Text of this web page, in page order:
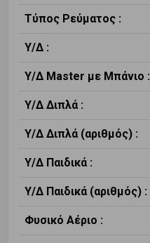
Τύπος Ρεύματος :
Υ/Δ :
Υ/Δ Master με Μπάνιο :
Υ/Δ Διπλά :
Υ/Δ Διπλά (αριθμός) :
Υ/Δ Παιδικά :
Υ/Δ Παιδικά (αριθμός) :
Φυσικό Αέριο :